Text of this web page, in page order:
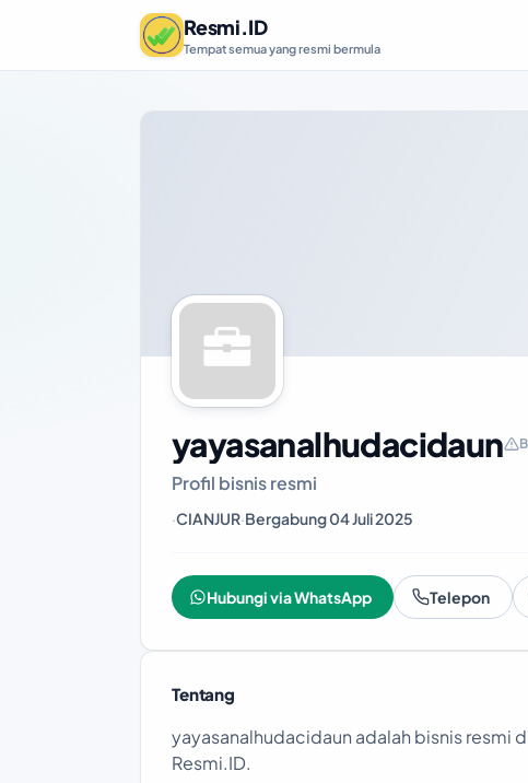
Resmi.ID
Tempat semua yang resmi bermula
yayasanalhudacidaun
Profil bisnis resmi
·CIANJUR·Bergabung 04 Juli 2025
Hubungi via WhatsApp Telepon
Tentang
yayasanalhudacidaun adalah bisnis resmi
Resmi.ID.